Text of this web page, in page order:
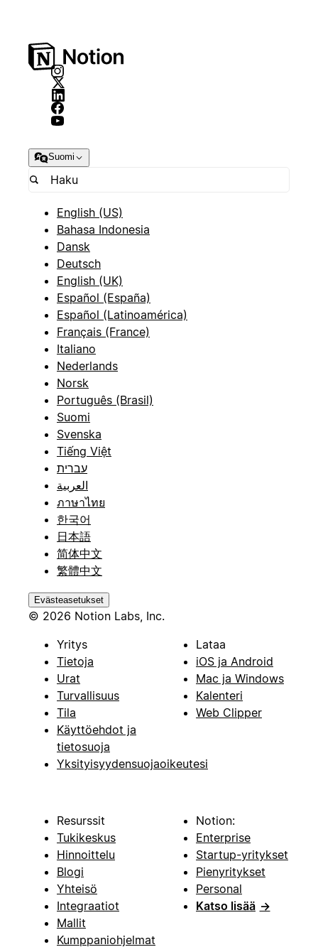
Suomi
English (US)
Bahasa Indonesia
Dansk
Deutsch
English (UK)
Español (España)
Español (Latinoamérica)
Français (France)
Italiano
Nederlands
Norsk
Português (Brasil)
Suomi
Svenska
Tiếng Việt
עברית
العربية
ภาษาไทย
한국어
日本語
简体中文
繁體中文
Evästeasetukset
© 2026 Notion Labs, Inc.
Yritys
Tietoja
Urat
Turvallisuus
Tila
Käyttöehdot ja
tietosuoja
Yksityisyydensuojaoikeutesi
Lataa
iOS ja Android
Mac ja Windows
Kalenteri
Web Clipper
Resurssit
Tukikeskus
Hinnoittelu
Blogi
Yhteisö
Integraatiot
Mallit
Kumppaniohjelmat
Notion:
Enterprise
Startup-yritykset
Pienyritykset
Personal
Katso lisää →